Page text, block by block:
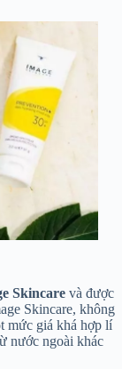
Skincare và được
Skincare, không
mức giá khá hợp lí
nước ngoài khác